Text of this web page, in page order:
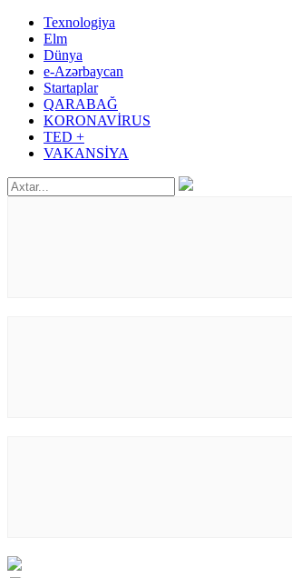
Texnologiya
Elm
Dünya
e-Azərbaycan
Startaplar
QARABAĞ
KORONAVİRUS
TED +
VAKANSİYA